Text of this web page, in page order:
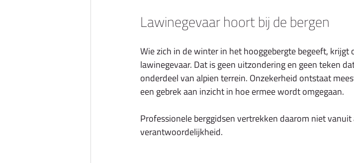
Lawinegevaar hoort bij de bergen
Wie zich in de winter in het hooggebergte begeeft,
lawinegevaar. Dat is geen uitzondering en geen teken
onderdeel van alpien terrein. Onzekerheid ontstaat
een gebrek aan inzicht in hoe ermee wordt omgegaan.
Professionele berggidsen vertrekken daarom niet
verantwoordelijkheid.